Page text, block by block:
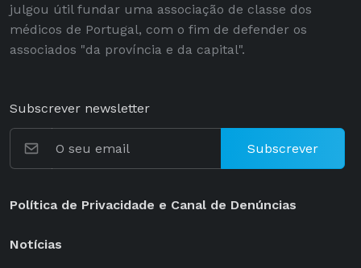
julgou útil fundar uma associação de classe dos
médicos de Portugal, com o fim de defender os
associados "da província e da capital".
Subscrever newsletter
Subscrever
Política de Privacidade e Canal de Denúncias
Notícias